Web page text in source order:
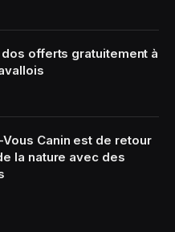
dos offerts gratuitement à
Canin est de retour
la nature avec des